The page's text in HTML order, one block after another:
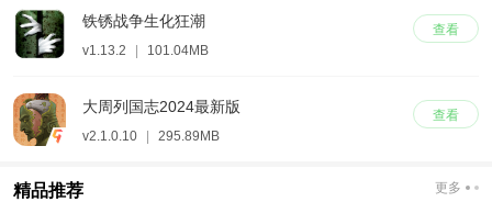
查看
铁锈战争生化狂潮
v1.13.2 101.04MB
查看
大周列国志2024最新版
v2.1.0.10 295.89MB
精品推荐 更多